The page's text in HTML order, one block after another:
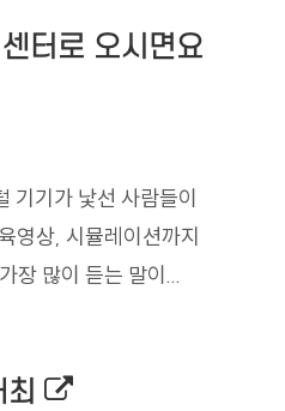
터로 오시면요
기기가 낯선 사람들이
영상, 시뮬레이션까지
장 많이 듣는 말이...
외부링크로 새창열림